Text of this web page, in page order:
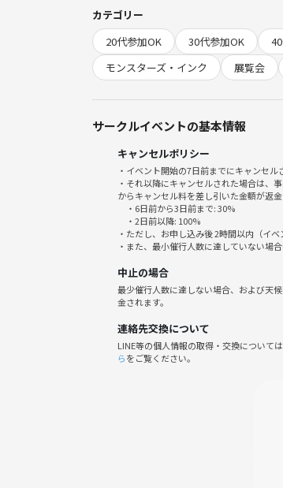
当日、主催者に現金 or PayPayでお支
【キャンセル料について】
主催者が全員分のチケットを事前購
いただけますと幸いです。
イベント開催日3日前〜前日のキャン
当日キャンセル⇨全額
キャンセルされた場合はPayPay等で
【持ち物】
特にありません。
【雨天の場合は？】
雨天決行です。なお、荒天の場合は
②徒歩で会場に向かい（約3分）、ピ
③おおよその時間になったらイベン
カテゴリー
20代参加OK
30代参加OK
モンスターズ・インク
展覧会
サークルイベントの基本情報
キャンセルポリシー
・イベント開始の7日前までにキャンセル
・それ以降にキャンセルされた場合は、
からキャンセル料を差し引いた金額が返金
・6日前から3日前まで: 30%
・2日前以降: 100%
・ただし、お申し込み後 2時間以内（イ
・また、最小催行人数に達していない場
中止の場合
最少催行人数に達しない場合、および天
金されます。
連絡先交換について
LINE等の個人情報の取得・交換について
らをご覧ください。